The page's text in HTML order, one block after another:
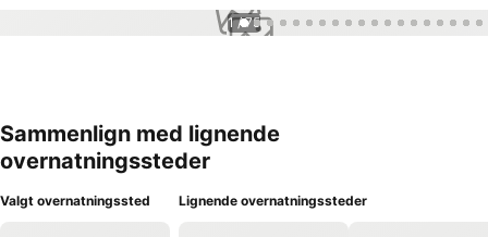
1 / 75
Sammenlign med lignende
overnatningssteder
Valgt overnatningssted Lignende overnatningssteder